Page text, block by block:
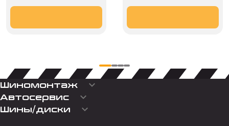
Шиномонтаж keyboard_arrow_down
Автосервис keyboard_arrow_down
Шины/диски keyboard_arrow_down